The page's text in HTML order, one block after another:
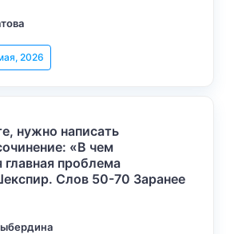
2026
нужно написать
«В чем
главная проблема
Слов 50-70 Заранее